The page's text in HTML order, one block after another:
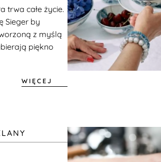
trwa całe życie.
Sieger by
z myślą
piękno
WIĘCEJ